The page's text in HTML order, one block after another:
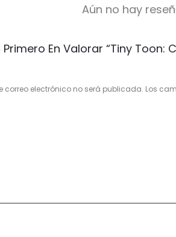
Aún no hay
Primero En Valorar “Tiny Toon:
correo electrónico no será publicada. Los